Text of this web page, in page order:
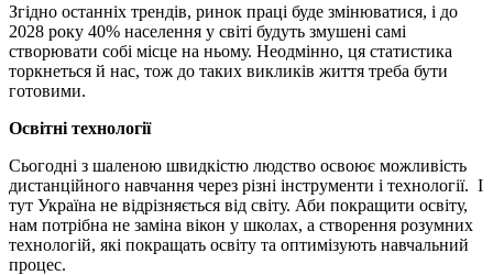
Згідно останніх трендів, ринок праці буде змінюватися, і до
2028 року 40% населення у світі будуть змушені самі
створювати собі місце на ньому. Неодмінно, ця статистика
торкнеться й нас, тож до таких викликів життя треба бути
готовими.
Освітні технології
Сьогодні з шаленою швидкістю людство освоює можливість
дистанційного навчання через різні інструменти і технології. І
тут Україна не відрізняється від світу. Аби покращити освіту,
нам потрібна не заміна вікон у школах, а створення розумних
технологій, які покращать освіту та оптимізують навчальний
процес.